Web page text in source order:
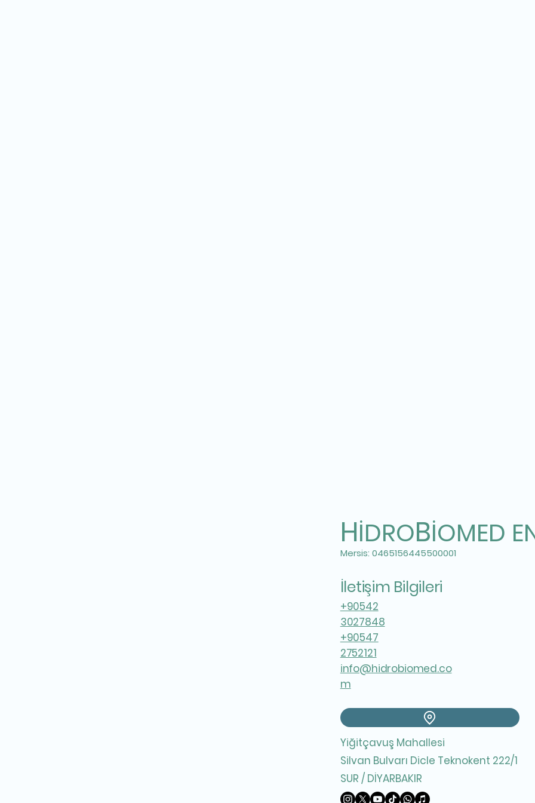
HİDROBİOMED
Mersis: 0465156445500001
İletişim Bilgileri
+90542
3027848
+90547
2752121
info@hidrobiomed.co
m
Yiğitçavuş Mahallesi
Silvan Bulvarı Dicle Teknokent 222/1
SUR / DİYARBAKIR